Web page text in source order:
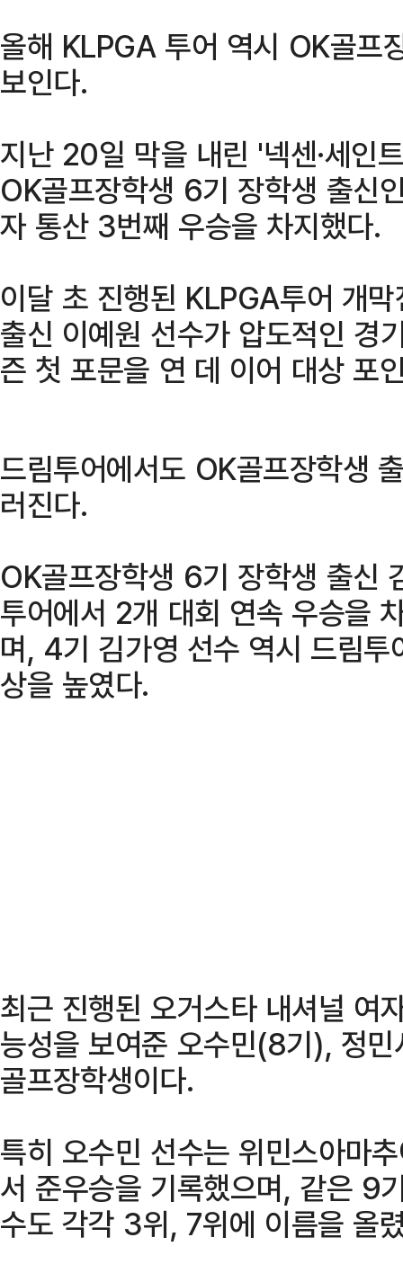
올해 KLPGA 투어 역시 OK골프
보인다.
지난 20일 막을 내린 '넥센·세인
OK골프장학생 6기 장학생 출신
자 통산 3번째 우승을 차지했다.
이달 초 진행된 KLPGA투어 개
출신 이예원 선수가 압도적인 경
즌 첫 포문을 연 데 이어 대상 포
드림투어에서도 OK골프장학생
러진다.
OK골프장학생 6기 장학생 출신
투어에서 2개 대회 연속 우승을
며, 4기 김가영 선수 역시 드림
상을 높였다.
최근 진행된 오거스타 내셔널 여
능성을 보여준 오수민(8기), 정
골프장학생이다.
특히 오수민 선수는 위민스아마
서 준우승을 기록했으며, 같은 9
수도 각각 3위, 7위에 이름을 올